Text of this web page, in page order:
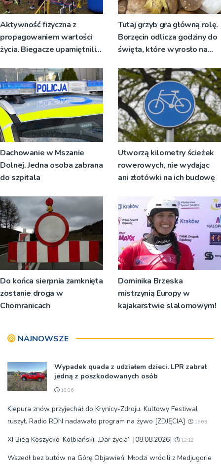
Aktywność fizyczna z
propagowaniem wartości
życia. Biegacze upamiętnili
Tutaj grzyb gra główną rolę.
Borzęcin odlicza godziny do
święta, które wyrosło na
Dachowanie w Mszanie
Dolnej. Jedna osoba zabrana
do szpitala
Utworzą kilometry ścieżek
rowerowych, nie wydając
ani złotówki na ich budowę
Do końca sierpnia zamknięta
zostanie droga w
Chomranicach
Dominika Brzeska
mistrzynią Europy w
kajakarstwie slalomowym!
NAJNOWSZE
Wypadek quada z udziałem dzieci. LPR zabrał
jedną z poszkodowanych osób
18:06
Kiepura znów przyjechał do Krynicy-Zdroju. Kultowy Festiwal
ruszył. Radio RDN nadawało program na żywo [ZDJĘCIA]
15:03
XI Bieg Koszycko-Kolbiański „Dar życia” [08.08.2026] 12:12
Wszedł bez butów na Górę Objawień. Młodzi wrócili z Medjugorie